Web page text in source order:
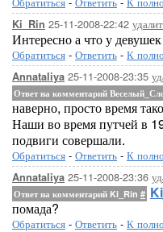
Ki_Rin 25-11-2008-22:42
Интересно а что у
Обратиться - Ответить - К
Annataliya 25-11-2008-23:35
Ответ на комментарий
наверно, просто время
Наши во время путчей в
подвиги совершали.
Обратиться - Ответить - К
Annataliya 25-11-2008-23:36
Ответ на комментарий Ki_Rin #
помада?
Обратиться - Ответить - К